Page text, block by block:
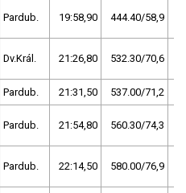
Pardub. 19:58,90 444.40/58,9
Dv.Král. 21:26,80 532.30/70,6
Pardub. 21:31,50 537.00/71,2
Pardub. 21:54,80 560.30/74,3
Pardub. 22:14,50 580.00/76,9